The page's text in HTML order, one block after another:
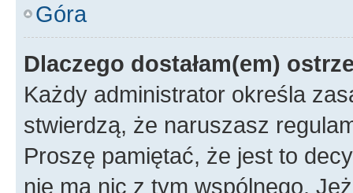
Góra
Dlaczego dostałam(em)
Każdy administrator określa
stwierdzą, że naruszasz
Proszę pamiętać, że jest to
nie ma nic z tym wspólnego.